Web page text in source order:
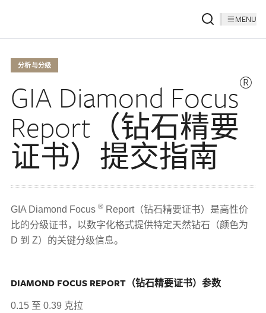
MENU
分析与分级
GIA Diamond Focus®
Report（钻石精要
证书）提交指南
GIA Diamond Focus ® Report（钻石精要证书）是高性价
比的分级证书，以数字化格式提供特定天然钻石（颜色为
D 到 Z）的关键分级信息。
DIAMOND FOCUS REPORT（钻石精要证书）参数
0.15 至 0.39 克拉